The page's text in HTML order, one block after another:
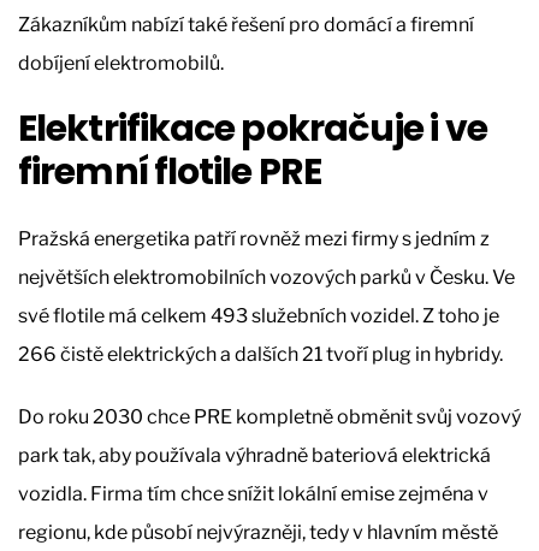
Zákazníkům nabízí také řešení pro domácí a firemní
dobíjení elektromobilů.
Elektrifikace pokračuje i ve
firemní flotile PRE
Pražská energetika patří rovněž mezi firmy s jedním z
největších elektromobilních vozových parků v Česku. Ve
své flotile má celkem 493 služebních vozidel. Z toho je
266 čistě elektrických a dalších 21 tvoří plug in hybridy.
Do roku 2030 chce PRE kompletně obměnit svůj vozový
park tak, aby používala výhradně bateriová elektrická
vozidla. Firma tím chce snížit lokální emise zejména v
regionu, kde působí nejvýrazněji, tedy v hlavním městě